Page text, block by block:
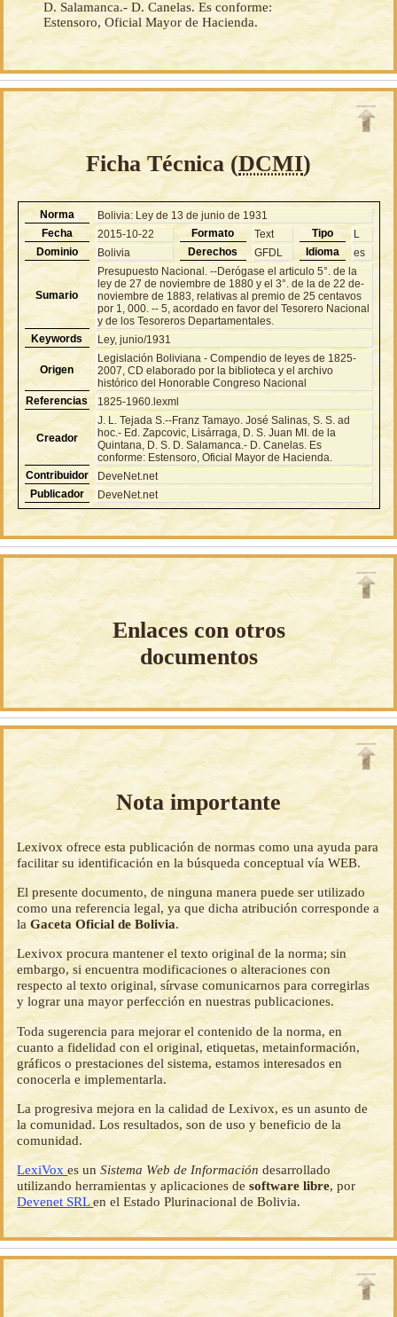
D. Salamanca.- D. Canelas. Es conforme:
Estensoro, Oficial Mayor de Hacienda.
Ficha Técnica (DCMI)
Norma
Bolivia: Ley de 13 de junio de 1931
Fecha
2015-10-22 Formato Text Tipo
L
Dominio
Bolivia Derechos GFDL Idioma es
Sumario
Presupuesto Nacional. --Derógase el articulo 5°. de la
ley de 27 de noviembre de 1880 y el 3°. de la de 22 de-
noviembre de 1883, relativas al premio de 25 centavos
por 1, 000. -- 5, acordado en favor del Tesorero Nacional
y de los Tesoreros Departamentales.
Keywords
Ley, junio/1931
Origen
Legislación Boliviana - Compendio de leyes de 1825-
2007, CD elaborado por la biblioteca y el archivo
histórico del Honorable Congreso Nacional
Referencias
1825-1960.lexml
Creador
J. L. Tejada S.--Franz Tamayo. José Salinas, S. S. ad
hoc.- Ed. Zapcovic, Lisárraga, D. S. Juan MI. de la
Quintana, D. S. D. Salamanca.- D. Canelas. Es
conforme: Estensoro, Oficial Mayor de Hacienda.
Contribuidor
DeveNet.net
Publicador
DeveNet.net
Enlaces con otros
documentos
Nota importante
Lexivox ofrece esta publicación de normas como una ayuda para
facilitar su identificación en la búsqueda conceptual vía WEB.
El presente documento, de ninguna manera puede ser utilizado
como una referencia legal, ya que dicha atribución corresponde a
laGaceta Oficial de Bolivia.
Lexivox procura mantener el texto original de la norma; sin
embargo, si encuentra modificaciones o alteraciones con
respecto al texto original, sírvase comunicarnos para corregirlas
y lograr una mayor perfección en nuestras publicaciones.
Toda sugerencia para mejorar el contenido de la norma, en
cuanto a fidelidad con el original, etiquetas, metainformación,
gráficos o prestaciones del sistema, estamos interesados en
conocerla e implementarla.
La progresiva mejora en la calidad de Lexivox, es un asunto de
la comunidad. Los resultados, son de uso y beneficio de la
comunidad.
LexiVoxes unSistema Web de Información desarrollado
utilizando herramientas y aplicaciones desoftware libre, por
Devenet SRLen el Estado Plurinacional de Bolivia.